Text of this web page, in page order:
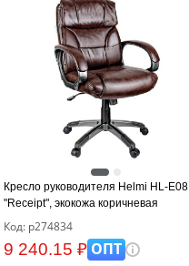
Кресло руководителя Helmi HL-E08
"Receipt", экокожа коричневая
Код: р274834
9 240.15 ₽ОПТ